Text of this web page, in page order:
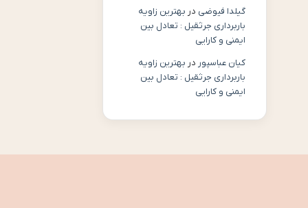
گیلدا فیوضی در بهترین زاویه
باربرداری جرثقیل : تعادل بین
ایمنی و کارایی
کیان عباسپور در بهترین زاویه
باربرداری جرثقیل : تعادل بین
ایمنی و کارایی